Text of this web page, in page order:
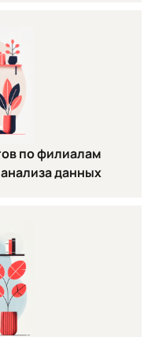
по филиалам
данных